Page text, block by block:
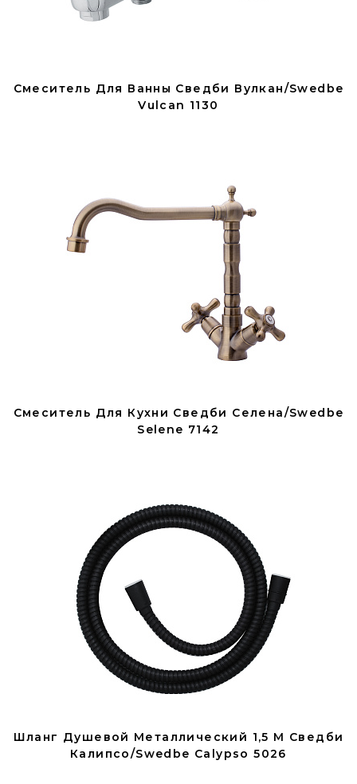
Смеситель Для Ванны Сведби Вулкан/Swedbe
Vulcan 1130
Смеситель Для Кухни Сведби Селена/Swedbe
Selene 7142
Шланг Душевой Металлический 1,5 М Сведби
Калипсо/Swedbe Calypso 5026